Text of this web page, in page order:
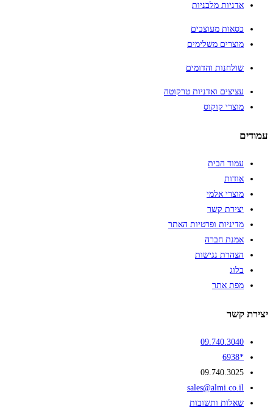
אדניות מלבניות
כסאות מעוצבים
מוצרים משלימים
שולחנות והדומים
עציצים ואדניות טרקוטה
מוצרי קוקוס
עמודים
עמוד הבית
אודות
מוצרי אלמי
יצירת קשר
מדיניות ופרטיות האתר
אמנת חברה
הצהרת נגישות
בלוג
מפת אתר
יצירת קשר
09.740.3040
*6938
09.740.3025
sales@almi.co.il
שאלות ותשובות